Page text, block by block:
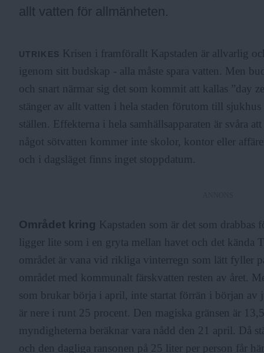
allt vatten för allmänheten.
UTRIKES Krisen i framförallt Kapstaden är allvarlig
igenom sitt budskap - alla måste spara vatten. Men
och snart närmar sig det som kommit att kallas ”day
stänger av allt vatten i hela staden förutom till
ställen. Effekterna i hela samhällsapparaten är svåra
något sötvatten kommer inte skolor, kontor eller
och i dagsläget finns inget stoppdatum.
Området kring Kapstaden som är det som drabbas
ligger lite som i en gryta mellan havet och det kända
området är vana vid rikliga vinterregn som lätt fyller
området med kommunalt färskvatten resten av året.
som brukar börja i april, inte startat förrän i början av
är nere i runt 25 procent. Den magiska gränsen är
myndigheterna beräknar vara nådd den 21 april. Då
och den dagliga ransonen på 25 liter per person får